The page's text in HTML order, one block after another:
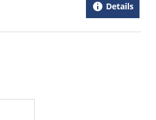
Details